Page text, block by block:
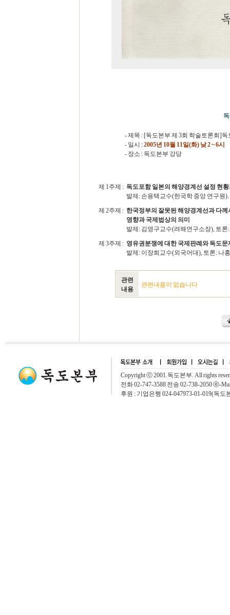
- 제목 : [독도본부 제 3회 학술토론회]
- 일시 :2005년 10월 11일(화) 낮 2 ~ 6시
- 장소 : 독도본부 강당
제 1주제 : 독도포함 일본의 해양경계선 설정 현
발제: 손용택교수(한국학 중앙 연구원
제 2주제 : 한국정부의 잘못된 해양경계선과 다
영향과 국제법상의 의미
발제: 김영구교수(려해연구소장), 토
제 3주제 : 영유권분쟁에 대한 국제판례와 독도문
발제: 이장희교수(외국어대), 토론: 나
관련
내용
관련내용이 없습니다
Copyright ⓒ 2001.독도본부. All rights
전화 02-747-3588 전송 02-738-2050 ⓔ-
후원 : 기업은행 024-047973-01-019(독도